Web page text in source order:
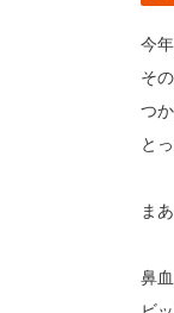
今
そ
つ
と
ま
鼻